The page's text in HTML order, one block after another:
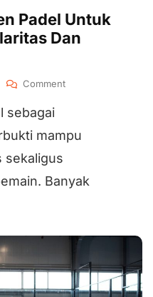
Padel Untuk
Dan
Comment
sebagai
mampu
sekaligus
Banyak